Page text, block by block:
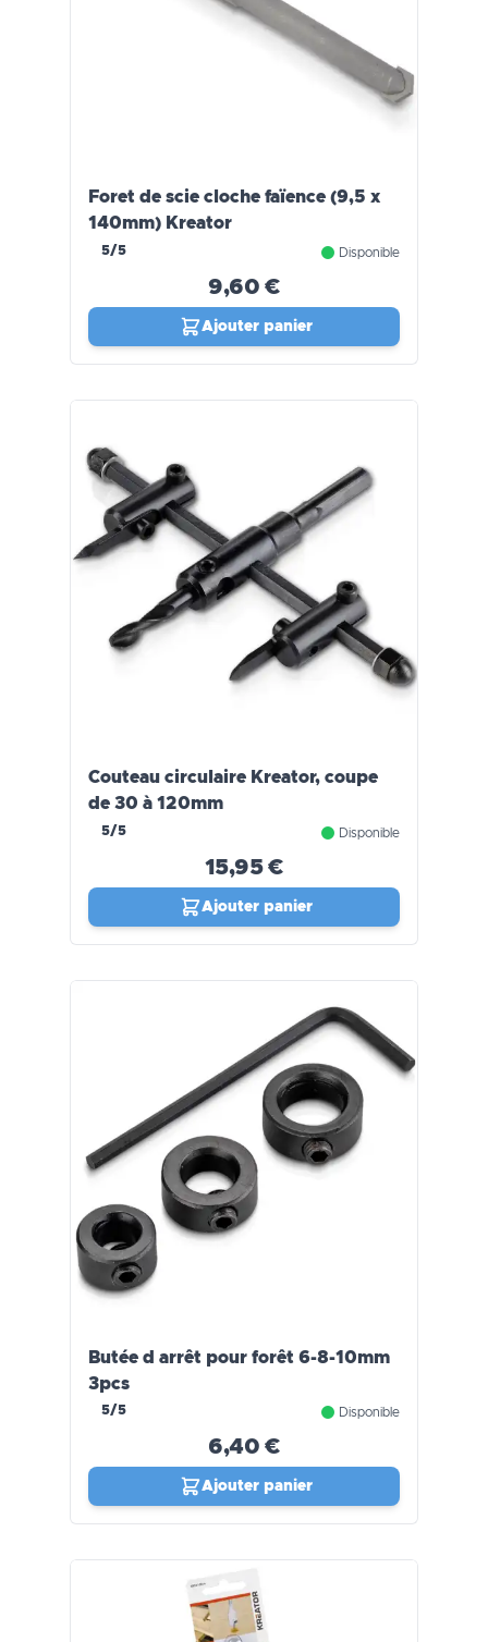
Foret de scie cloche faïence (9,5 x
140mm) Kreator
5/5 Disponible
9,60 €
Ajouter panier
Couteau circulaire Kreator, coupe
de 30 à 120mm
5/5 Disponible
15,95 €
Ajouter panier
Butée d arrêt pour forêt 6-8-10mm
3pcs
5/5 Disponible
6,40 €
Ajouter panier